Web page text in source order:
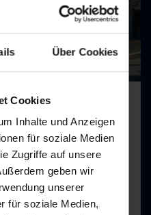
Über Cookies
Cookies
Inhalte und Anzeigen
für soziale Medien
Zugriffe auf unsere
geben wir
unserer
für soziale Medien,
Bad Hofgastein